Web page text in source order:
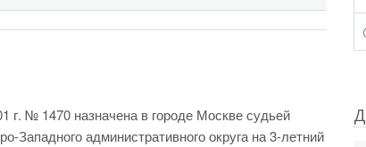
г. № 1470 назначена в городе Москве судьей
Западного административного округа на 3-летний